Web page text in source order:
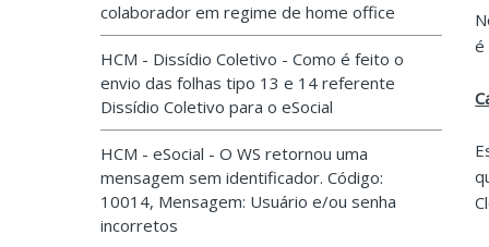
colaborador em regime de home office
HCM - Dissídio Coletivo - Como é feito o
envio das folhas tipo 13 e 14 referente
Dissídio Coletivo para o eSocial
HCM - eSocial - O WS retornou uma
mensagem sem identificador. Código:
10014, Mensagem: Usuário e/ou senha
incorretos
é